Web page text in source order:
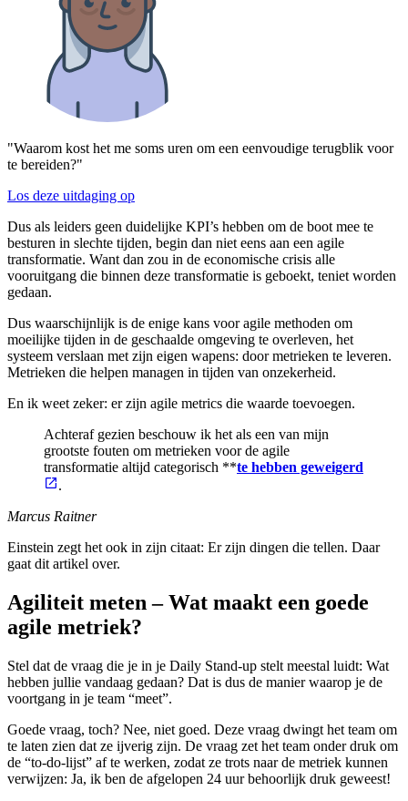
"Waarom kost het me soms uren om een eenvoudige terugblik voor
te bereiden?"
Los deze uitdaging op
Dus als leiders geen duidelijke KPI’s hebben om de boot mee te
besturen in slechte tijden, begin dan niet eens aan een agile
transformatie. Want dan zou in de economische crisis alle
vooruitgang die binnen deze transformatie is geboekt, teniet worden
gedaan.
Dus waarschijnlijk is de enige kans voor agile methoden om
moeilijke tijden in de geschaalde omgeving te overleven, het
systeem verslaan met zijn eigen wapens: door metrieken te leveren.
Metrieken die helpen managen in tijden van onzekerheid.
En ik weet zeker: er zijn agile metrics die waarde toevoegen.
Achteraf gezien beschouw ik het als een van mijn
grootste fouten om metrieken voor de agile
transformatie altijd categorisch **te hebben geweigerd
.
Marcus Raitner
Einstein zegt het ook in zijn citaat: Er zijn dingen die tellen. Daar
gaat dit artikel over.
Agiliteit meten – Wat maakt een goede
agile metriek?
Stel dat de vraag die je in je Daily Stand-up stelt meestal luidt: Wat
hebben jullie vandaag gedaan? Dat is dus de manier waarop je de
voortgang in je team “meet”.
Goede vraag, toch? Nee, niet goed. Deze vraag dwingt het team om
te laten zien dat ze ijverig zijn. De vraag zet het team onder druk om
de “to-do-lijst” af te werken, zodat ze trots naar de metriek kunnen
verwijzen: Ja, ik ben de afgelopen 24 uur behoorlijk druk geweest!